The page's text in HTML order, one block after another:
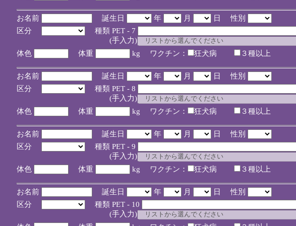
お名前 誕生日 年 月
日 性別
区分
種類 PET - 7
(手入力)
体色
体重 kg ワクチン： 狂犬病 ３種以上
お名前 誕生日 年 月
日 性別
区分
種類 PET - 8
(手入力)
体色
体重 kg ワクチン： 狂犬病 ３種以上
お名前 誕生日 年 月
日 性別
区分
種類 PET - 9
(手入力)
体色
体重 kg ワクチン： 狂犬病 ３種以上
お名前 誕生日 年 月
日 性別
区分
種類 PET - 10
(手入力)